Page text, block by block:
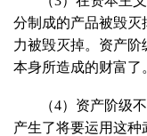
分制成的产品被毁灭
力被毁灭掉。资产阶
本身所造成的财富了
（4）资产阶级
产生了将要运用这